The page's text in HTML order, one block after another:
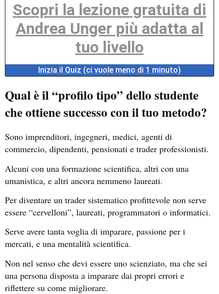
Scopri la lezione gratuita di
Andrea Unger più adatta al
tuo livello
Inizia il Quiz (ci vuole meno di 1 minuto)
Qual è il “profilo tipo” dello studente
che ottiene successo con il tuo metodo?
Sono imprenditori, ingegneri, medici, agenti di
commercio, dipendenti, pensionati e trader professionisti.
Alcuni con una formazione scientifica, altri con una
umanistica, e altri ancora nemmeno laureati.
Per diventare un trader sistematico profittevole non serve
essere “cervelloni”, laureati, programmatori o informatici.
Serve avere tanta voglia di imparare, passione per i
mercati, e una mentalità scientifica.
Non nel senso che devi essere uno scienziato, ma che sei
una persona disposta a imparare dai propri errori e
riflettere su come migliorare.